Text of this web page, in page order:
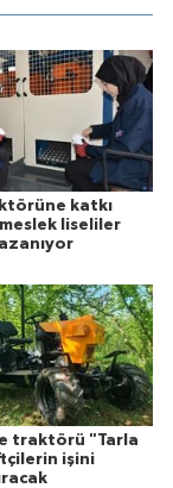
katkı
liseliler
traktörü "Tarla
işini